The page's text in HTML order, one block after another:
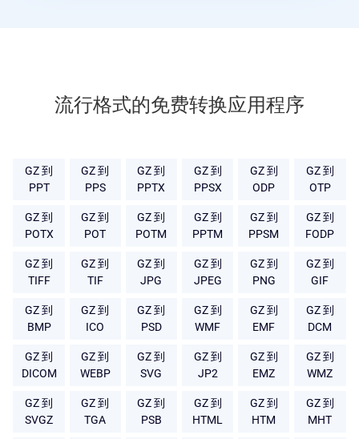
流行格式的免费转换应用程序
GZ 到
PPT
GZ 到
PPS
GZ 到
PPTX
GZ 到
PPSX
GZ 到
ODP
GZ 到
OTP
GZ 到
POTX
GZ 到
POT
GZ 到
POTM
GZ 到
PPTM
GZ 到
PPSM
GZ 到
FODP
GZ 到
TIFF
GZ 到
TIF
GZ 到
JPG
GZ 到
JPEG
GZ 到
PNG
GZ 到
GIF
GZ 到
BMP
GZ 到
ICO
GZ 到
PSD
GZ 到
WMF
GZ 到
EMF
GZ 到
DCM
GZ 到
DICOM
GZ 到
WEBP
GZ 到
SVG
GZ 到
JP2
GZ 到
EMZ
GZ 到
WMZ
GZ 到
SVGZ
GZ 到
TGA
GZ 到
PSB
GZ 到
HTML
GZ 到
HTM
GZ 到
MHT